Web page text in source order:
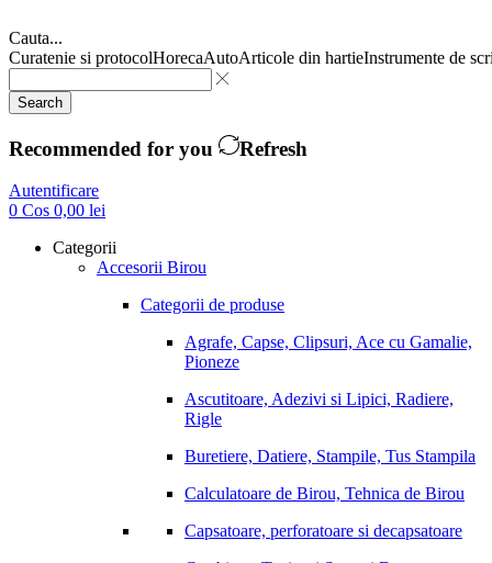
Cauta...
Curatenie si protocolHorecaAutoArticole din hartieInstrumente de
Search
Recommended for you Refresh
Autentificare
0 Cos 0,00 lei
Categorii
Accesorii Birou
Categorii de produse
Agrafe, Capse, Clipsuri, Ace cu Gamalie,
Pioneze
Ascutitoare, Adezivi si Lipici, Radiere,
Rigle
Buretiere, Datiere, Stampile, Tus Stampila
Calculatoare de Birou, Tehnica de Birou
Capsatoare, perforatoare si decapsatoare